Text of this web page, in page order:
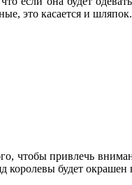
это касается и
чтобы привлечь
королевы будет